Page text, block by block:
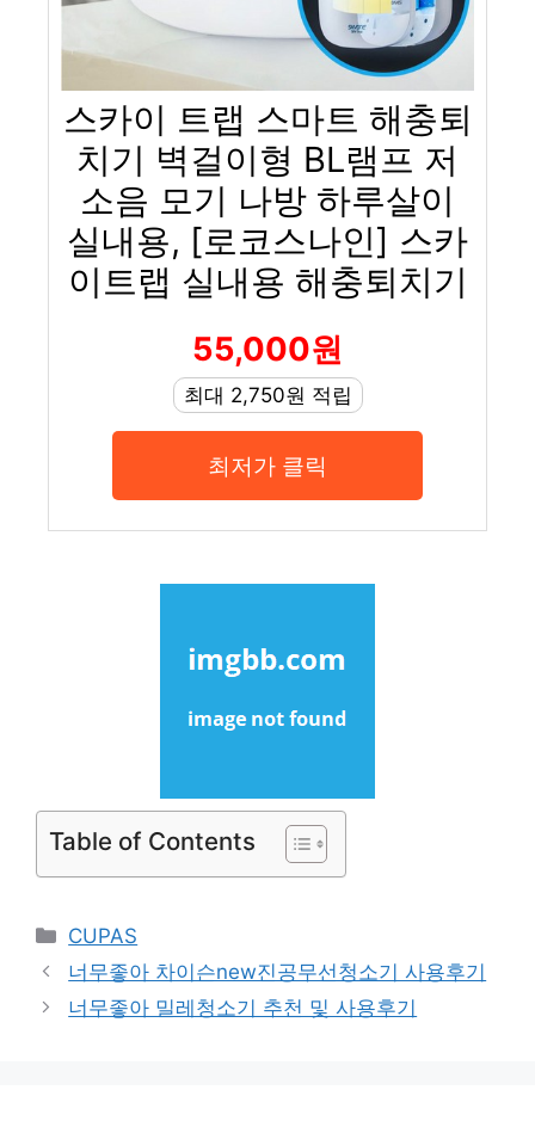
스카이 트랩 스마트 해충퇴
치기 벽걸이형 BL램프 저
소음 모기 나방 하루살이
실내용, [로코스나인] 스카
이트랩 실내용 해충퇴치기
55,000원
최대 2,750원 적립
최저가 클릭
Table of Contents
Categories
CUPAS
너무좋아 차이슨new진공무선청소기 사용후기
너무좋아 밀레청소기 추천 및 사용후기